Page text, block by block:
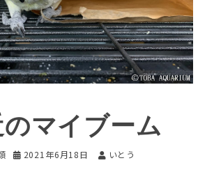
マイブーム
2021年6月18日 いとう